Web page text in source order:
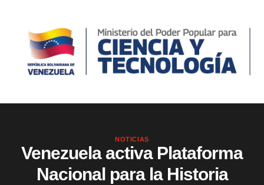
NOTICIAS
Venezuela activa Plataforma
Nacional para la Historia